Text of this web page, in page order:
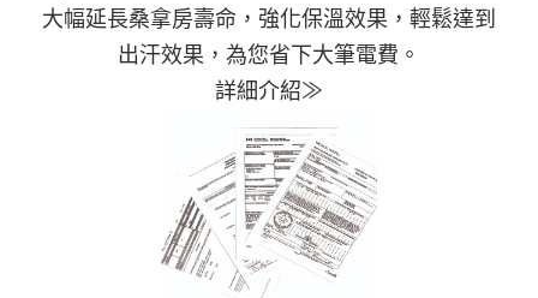
大幅延長桑拿房壽命，強化保溫效果，輕鬆達到
出汗效果，為您省下大筆電費。
詳細介紹≫